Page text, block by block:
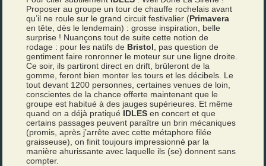
Proposer au groupe un tour de chauffe rochelais avant
qu’il ne roule sur le grand circuit festivalier (Primavera
en tête, dès le lendemain) : grosse inspiration, belle
surprise ! Nuançons tout de suite cette notion de
rodage : pour les natifs de Bristol , pas question de
gentiment faire ronronner le moteur sur une ligne droite.
Ce soir, ils partiront direct en drift, brûleront de la
gomme, feront bien monter les tours et les décibels. Le
tout devant 1200 personnes, certaines venues de loin,
conscientes de la chance offerte maintenant que le
groupe est habitué à des jauges supérieures. Et même
quand on a déjà pratiqué IDLESen concert et que
certains passages peuvent paraître un brin mécaniques
(promis, après j’arrête avec cette métaphore filée
graisseuse), on finit toujours impressionné par la
manière ahurissante avec laquelle ils (se) donnent sans
compter.